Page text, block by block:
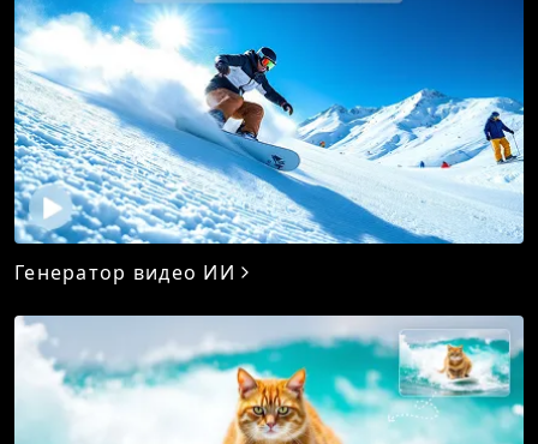
Генератор видео ИИ